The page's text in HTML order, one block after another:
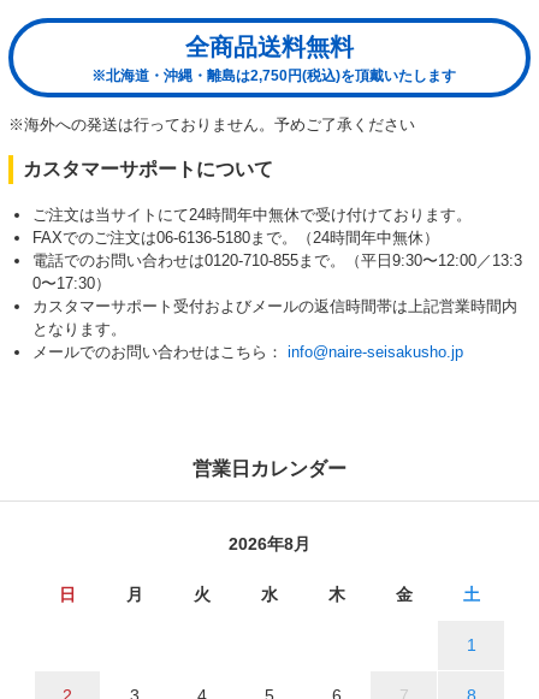
全商品送料無料
※北海道・沖縄・離島は2,750円(税込)を頂戴いたします
※海外への発送は行っておりません。予めご了承ください
カスタマーサポートについて
ご注文は当サイトにて24時間年中無休で受け付けております。
FAXでのご注文は06-6136-5180まで。（24時間年中無休）
電話でのお問い合わせは0120-710-855まで。（平日9:30〜12:00／13:3
0〜17:30）
カスタマーサポート受付およびメールの返信時間帯は上記営業時間内
となります。
メールでのお問い合わせはこちら： info@naire-seisakusho.jp
営業日カレンダー
2026年8月
日 月 火 水 木 金 土
1